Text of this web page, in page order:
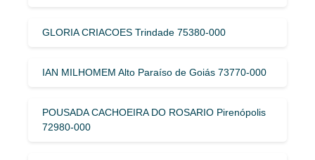
GLORIA CRIACOES Trindade 75380-000
IAN MILHOMEM Alto Paraíso de Goiás 73770-000
POUSADA CACHOEIRA DO ROSARIO Pirenópolis
72980-000